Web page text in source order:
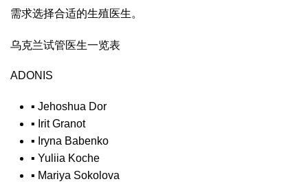
需求选择合适的生殖医生。
乌克兰试管医生一览表
ADONIS
▪ Jehoshua Dor
▪ Irit Granot
▪ Iryna Babenko
▪ Yuliia Koche
▪ Mariya Sokolova